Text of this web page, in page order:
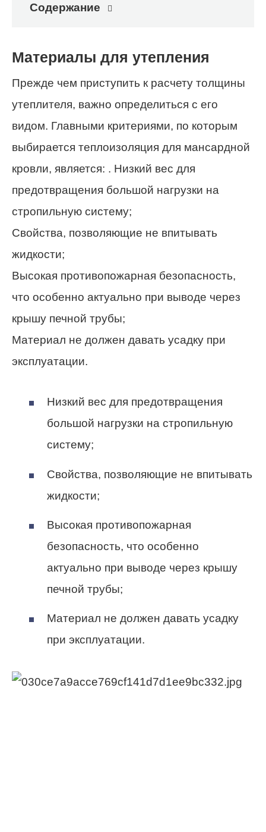
Содержание
Материалы для утепления
Прежде чем приступить к расчету толщины
утеплителя, важно определиться с его
видом. Главными критериями, по которым
выбирается теплоизоляция для мансардной
кровли, является: . Низкий вес для
предотвращения большой нагрузки на
стропильную систему;
Свойства, позволяющие не впитывать
жидкости;
Высокая противопожарная безопасность,
что особенно актуально при выводе через
крышу печной трубы;
Материал не должен давать усадку при
эксплуатации.
Низкий вес для предотвращения
большой нагрузки на стропильную
систему;
Свойства, позволяющие не впитывать
жидкости;
Высокая противопожарная
безопасность, что особенно
актуально при выводе через крышу
печной трубы;
Материал не должен давать усадку
при эксплуатации.